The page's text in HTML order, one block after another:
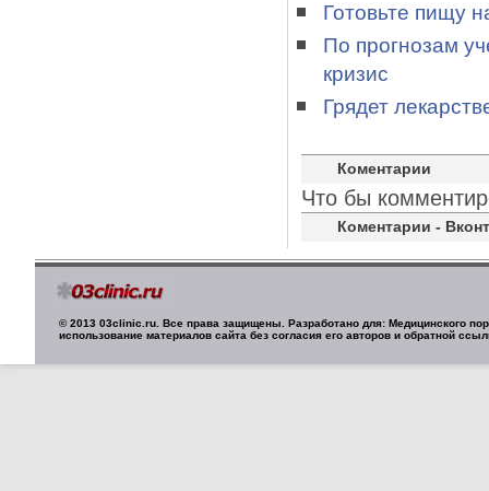
Готовьте пищу
По прогнозам
кризис
Грядет
Коментарии
Что бы
Коментарии -
© 2013 03clinic.ru. Все права защищены. Разработано для: Медицинского
использование материалов сайта без согласия его авторов и обратной